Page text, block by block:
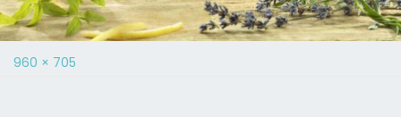
960 × 705